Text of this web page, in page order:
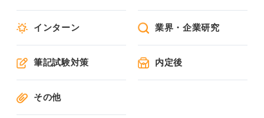
インターン 業界・企業研究
筆記試験対策 内定後
その他